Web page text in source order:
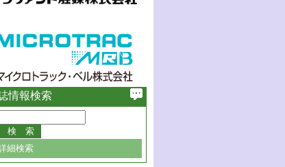
情報検索
細検索